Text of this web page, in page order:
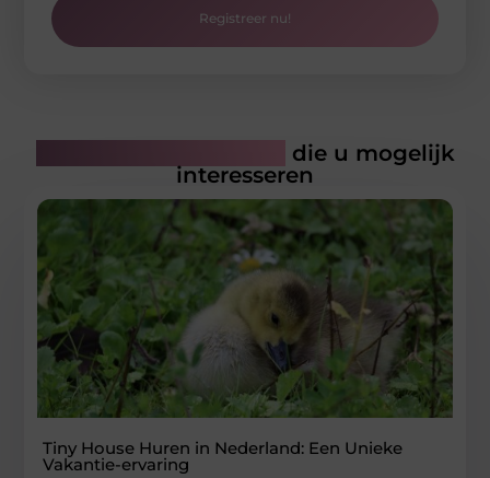
Registreer nu!
die u mogelijk
interesseren
Tiny House Huren in Nederland: Een Unieke
Vakantie-ervaring